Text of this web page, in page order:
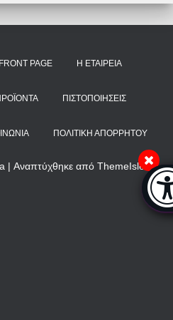
FRONT PAGE Η ΕΤΑΙΡΕΊΑ
ΠΙΣΤΟΠΟΙΉΣΕΙΣ
ΠΟΛΙΤΙΚΉ ΑΠΟΡΡΉΤΟΥ
| Αναπτύχθηκε από ThemeIsle